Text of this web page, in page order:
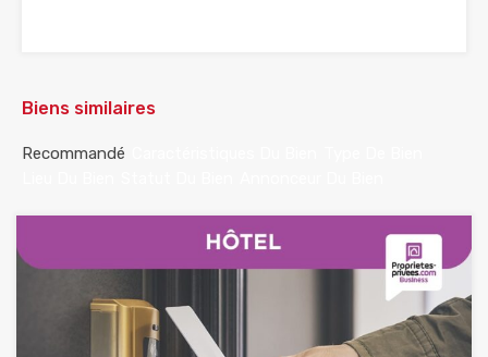
Biens similaires
Recommandé